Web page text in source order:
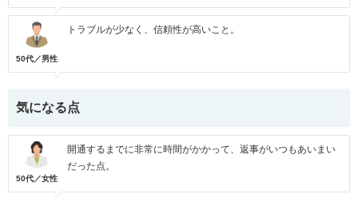
50代／男性
トラブルが少なく、信頼性が高いこと。
気になる点
50代／女性
開通するまでに非常に時間がかかって、返事がいつもあいまい
だった点。